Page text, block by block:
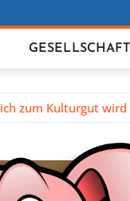
GESELLSCHAFT
zum Kulturgut wird